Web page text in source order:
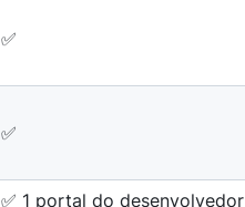
✅
✅
✅ 1 portal do desenvolvedor